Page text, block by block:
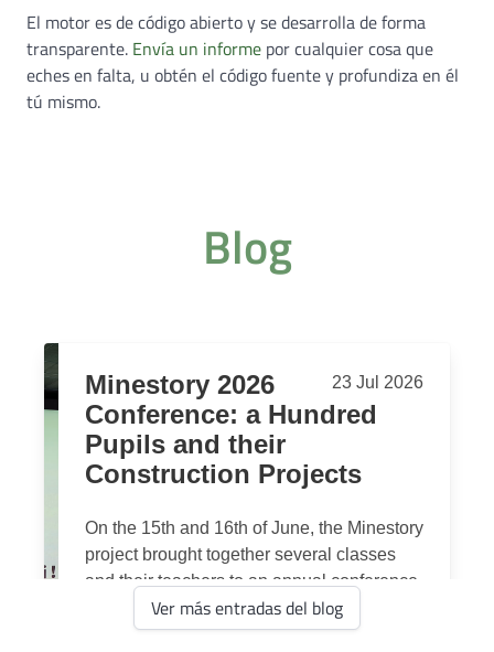
El motor es de código abierto y se desarrolla de forma
transparente. Envía un informe por cualquier cosa que
eches en falta, u obtén el código fuente y profundiza en él
tú mismo.
Blog
Ver más entradas del blog